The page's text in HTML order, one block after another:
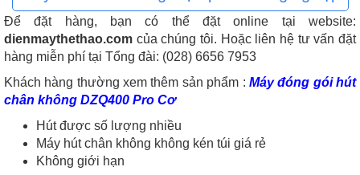
Để đặt hàng, bạn có thể đặt online tại website:
dienmaythethao.com của chúng tôi. Hoặc liên hệ tư vấn đặt
hàng miễn phí tại Tổng đài: (028) 6656 7953
Khách hàng thường xem thêm sản phẩm : Máy đóng gói hút
chân không DZQ400 Pro Cơ
Hút được số lượng nhiều
Máy hút chân không không kén túi giá rẻ
Không giới hạn